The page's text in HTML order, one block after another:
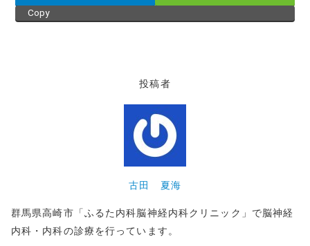
Copy
投稿者
古田 夏海
群馬県高崎市「ふるた内科脳神経内科クリニック」で脳神経
内科・内科の診療を行っています。